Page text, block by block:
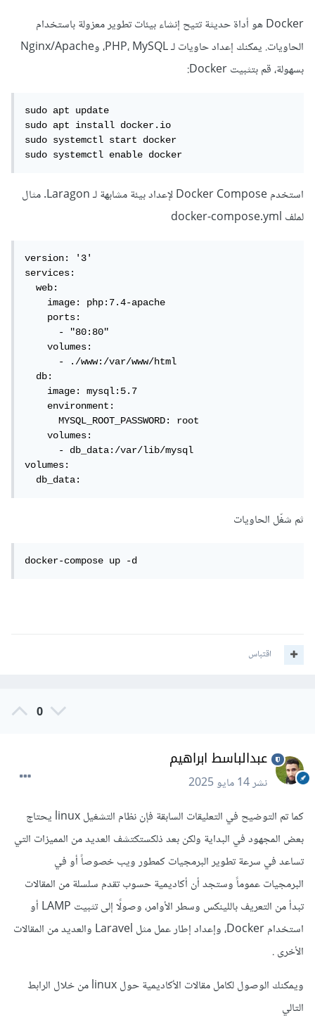
Docker هو أداة حديثة تتيح إنشاء بيئات تطوير معزولة باستخدام
الحاويات. يمكنك إعداد حاويات لـ PHP، MySQL، وNginx/Apache
بسهولة، قم بتثبيت Docker:
sudo apt update
sudo apt install docker.io
sudo systemctl start docker
sudo systemctl enable docker
استخدم Docker Compose لإعداد بيئة مشابهة لـ Laragon. مثال
لملف docker-compose.yml
version: '3'
services:
  web:
    image: php:7.4-apache
    ports:
      - "80:80"
    volumes:
      - ./www:/var/www/html
  db:
    image: mysql:5.7
    environment:
      MYSQL_ROOT_PASSWORD: root
    volumes:
      - db_data:/var/lib/mysql
volumes:
  db_data:
ثم شغّل الحاويات
docker-compose up -d
اقتباس
0
عبدالباسط ابراهيم
نشر14 مايو 2025
كما تم التوضيح في التعليقات السابقة فإن نظام التشغيل linux يحتاج
بعض المجهود في البداية ولكن بعد ذلكستكتشف العديد من المميزات التي
تساعد في سرعة تطوير البرمجيات كمطور ويب خصوصاً أو في
البرمجيات عموماً وستجد أن أكاديمية حسوب تقدم سلسلة من المقالات
تبدأ من التعريف باللينكس وسطر الأوامر، وصولًا إلى تثبيت LAMP أو
استخدام Docker، وإعداد إطار عمل مثل Laravel والعديد من المقالات
الأخرى .
ويمكنك الوصول لكامل مقالات الأكاديمية حول linux من خلال الرابط
التالي